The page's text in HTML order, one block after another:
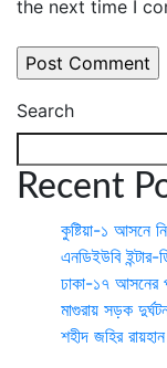
the next time I
Search
Recent
কুষ্টিয়া-১ আসনে
এনডিইউবি ইন্টার-
ঢাকা-১৭ আসনের
মাগুরায় সড়ক
শহীদ জহির